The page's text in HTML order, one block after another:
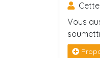
Vous